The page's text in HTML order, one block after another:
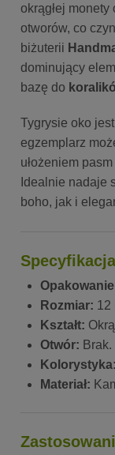
okrągłej monety
otworów, co
biżuterii
dominujący
bazę do
Tygrysie oko
egzemplarz
ułożeniem
Idealnie nadaje
boho, jak i
Rozmiar: 12
Kształt:
Otwór: Brak.
Kolorystyka:
Materiał: